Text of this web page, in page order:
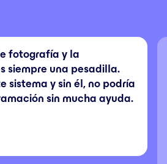
fotografía y la
siempre una pesadilla.
sistema y sin él, no podría
sin mucha ayuda.